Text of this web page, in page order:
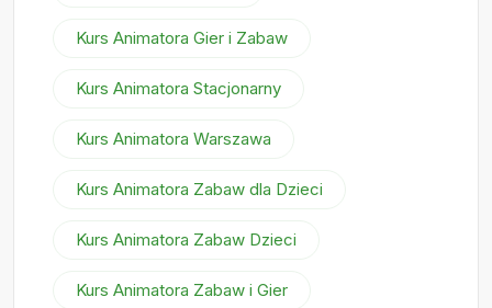
Kurs Animatora Gier i Zabaw
Kurs Animatora Stacjonarny
Kurs Animatora Warszawa
Kurs Animatora Zabaw dla Dzieci
Kurs Animatora Zabaw Dzieci
Kurs Animatora Zabaw i Gier